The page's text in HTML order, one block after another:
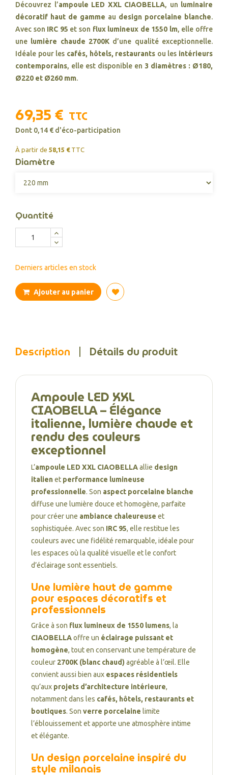
Découvrez l’ampoule LED XXL CIAOBELLA, un luminaire
décoratif haut de gamme au design porcelaine blanche.
Avec son IRC 95 et son flux lumineux de 1550 lm, elle offre
une lumière chaude 2700K d’une qualité exceptionnelle.
Idéale pour les cafés, hôtels, restaurants ou les intérieurs
contemporains, elle est disponible en 3 diamètres : Ø180,
Ø220 et Ø260 mm.
69,35 € TTC
Dont 0,14 € d'éco-participation
À partir de 58,15 € TTC
Diamètre
Quantité
Derniers articles en stock
Ajouter au panier
Description Détails du produit
Ampoule LED XXL
CIAOBELLA – Élégance
italienne, lumière chaude et
rendu des couleurs
exceptionnel
L’ampoule LED XXL CIAOBELLAallie design
italienet performance lumineuse
professionnelle. Son aspect porcelaine blanche
diffuse une lumière douce et homogène, parfaite
pour créer une ambiance chaleureuse et
sophistiquée. Avec son IRC 95, elle restitue les
couleurs avec une fidélité remarquable, idéale pour
les espaces où la qualité visuelle et le confort
d’éclairage sont essentiels.
Une lumière haut de gamme
pour espaces décoratifs et
professionnels
Grâce à son flux lumineux de 1550 lumens, la
CIAOBELLAoffre un éclairage puissant et
homogène, tout en conservant une température de
couleur 2700K (blanc chaud) agréable à l’œil. Elle
convient aussi bien aux espaces résidentiels
qu’aux projets d’architecture intérieure,
notamment dans les cafés, hôtels, restaurants et
boutiques. Son verre porcelaine limite
l’éblouissement et apporte une atmosphère intime
et élégante.
Un design porcelaine inspiré du
style milanais